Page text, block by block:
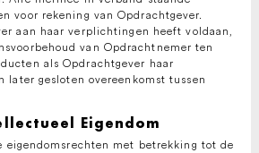
voor rekening van Opdrachtgever.
aan haar verplichtingen heeft voldaan,
van Opdrachtnemer ten
als Opdrachtgever haar
gesloten overeenkomst tussen
Eigendom
eigendomsrechten met betrekking tot de